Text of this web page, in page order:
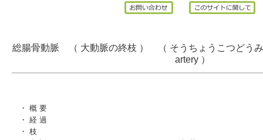
総腸骨動脈 （ 大動脈の終枝 ） （ そうちょうこつどう
artery）
・ 概 要
・ 経 過
・ 枝